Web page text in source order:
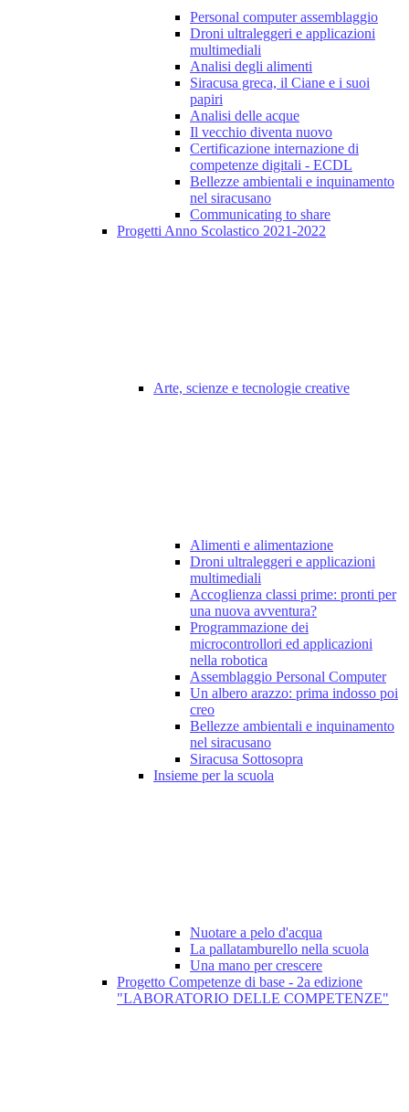
Personal computer assemblaggio
Droni ultraleggeri e applicazioni
multimediali
Analisi degli alimenti
Siracusa greca, il Ciane e i suoi
papiri
Analisi delle acque
Il vecchio diventa nuovo
Certificazione internazione di
competenze digitali - ECDL
Bellezze ambientali e inquinamento
nel siracusano
Communicating to share
Progetti Anno Scolastico 2021-2022
Arte, scienze e tecnologie creative
Alimenti e alimentazione
Droni ultraleggeri e applicazioni
multimediali
Accoglienza classi prime: pronti per
una nuova avventura?
Programmazione dei
microcontrollori ed applicazioni
nella robotica
Assemblaggio Personal Computer
Un albero arazzo: prima indosso poi
creo
Bellezze ambientali e inquinamento
nel siracusano
Siracusa Sottosopra
Insieme per la scuola
Nuotare a pelo d'acqua
La pallatamburello nella scuola
Una mano per crescere
Progetto Competenze di base - 2a edizione
"LABORATORIO DELLE COMPETENZE"